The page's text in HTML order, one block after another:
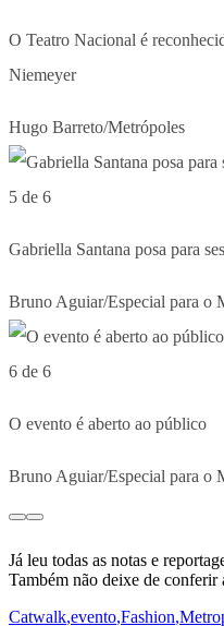
O Teatro Nacional é
Niemeyer
Hugo Barreto/Metrópoles
5 de 6
Gabriella Santana posa para
Bruno Aguiar/Especial para o
6 de 6
O evento é aberto ao público
Bruno Aguiar/Especial para o
Já leu todas as notas e
Também não deixe de conferir
Catwalk,evento,Fashion,